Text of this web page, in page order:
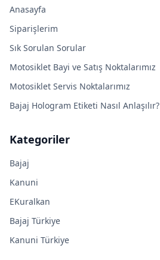
Anasayfa
Siparişlerim
Sık Sorulan Sorular
Motosiklet Bayi ve Satış Noktalarımız
Motosiklet Servis Noktalarımız
Bajaj Hologram Etiketi Nasıl Anlaşılır?
Kategoriler
Bajaj
Kanuni
EKuralkan
Bajaj Türkiye
Kanuni Türkiye